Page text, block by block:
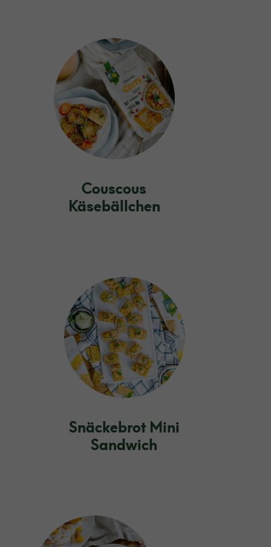
Couscous
Käsebällchen
Snäckebrot Mini
Sandwich